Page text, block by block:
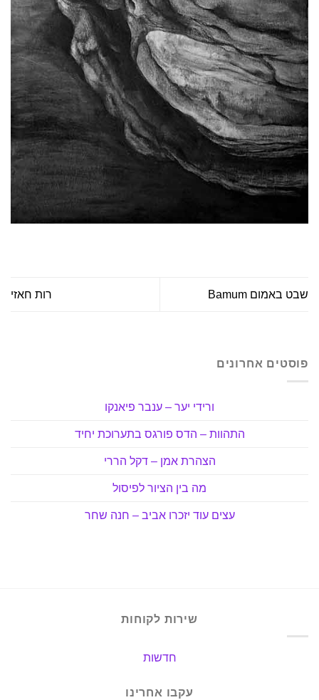
שבט באמום Bamum רות חאזי
פוסטים אחרונים
ורידי יער – ענבר פיאנקו
התהוות – הדס פורגס בתערוכת יחיד
הצהרת אמן – דקל הררי
מה בין הציור לפיסול
עצים עוד יזכרו אביב – חנה שחר
שירות לקוחות
חדשות
עקבו אחרינו